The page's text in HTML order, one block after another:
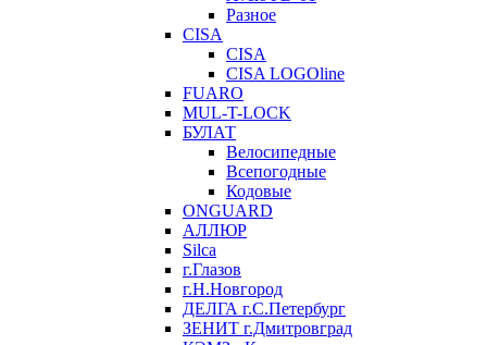
Разное
CISA
CISA
CISA LOGOline
FUARO
MUL-T-LOCK
БУЛАТ
Велосипедные
Всепогодные
Кодовые
ONGUARD
АЛЛЮР
Silca
г.Глазов
г.Н.Новгород
ДЕЛГА г.С.Петербург
ЗЕНИТ г.Дмитровград